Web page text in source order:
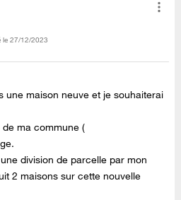
le 27/12/2023
une maison neuve et je souhaiterai
ma commune (
division de parcelle par mon
2 maisons sur cette nouvelle